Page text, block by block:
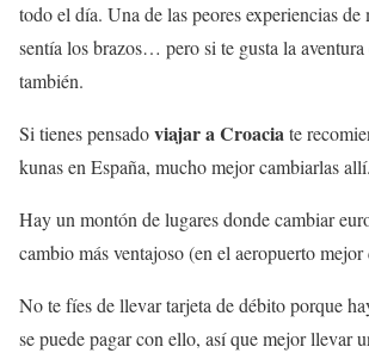
todo el día. Una de las peores experiencias
sentía los brazos… pero si te gusta la
también.
Si tienes pensadoviajar a Croaciate
kunas en España, mucho mejor cambiarlas allí.
Hay un montón de lugares donde cambiar
cambio más ventajoso (en el aeropuerto mejor
No te fíes de llevar tarjeta de débito porque
se puede pagar con ello, así que mejor llevar